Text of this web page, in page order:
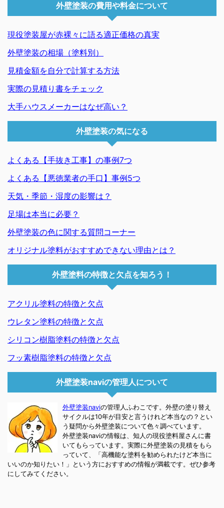
外壁塗装の費用や料金について
現役塗装屋が赤裸々に語る適正価格の真実
外壁塗装の相場（塗料別）
見積金額を自分で計算する方法
実際の見積り書をチェック
大手ハウスメーカーはなぜ高い？
外壁塗装の気になる
よくある【手抜き工事】の事例7つ
よくある【悪徳業者の手口】事例5つ
天気・季節・湿度の影響は？
足場は本当に必要？
外壁塗装の色に関する質問コーナー
オリジナル塗料がおすすめできない理由とは？
外壁塗料の特徴と欠点を知ろう！
アクリル塗料の特徴と欠点
ウレタン塗料の特徴と欠点
シリコン樹脂塗料の特徴と欠点
フッ素樹脂塗料の特徴と欠点
外壁塗装naviの管理人について
外壁塗装naviの管理人ふわこです。外壁の塗り替え
サイクルは10年が目安と言うけれど本当なの？とい
う疑問から外壁塗装について色々調べています。
外壁塗装naviの情報は、知人の現役塗料屋さんに書
いてもらっています。実際に外壁塗装の見積をもら
っていて、「高機能な塗料を勧められたけど本当に
いいのか知りたい！」という方におすすめの情報が満載です。ぜひ参考
にしてみてください。